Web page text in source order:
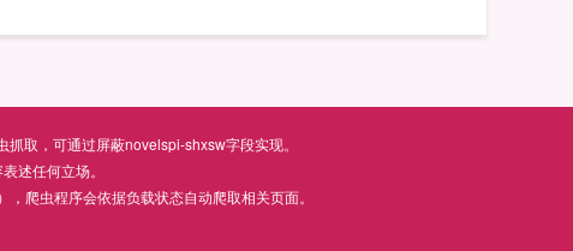
取，可通过屏蔽novelspi-shxsw字段实现。
述任何立场。
爬虫程序会依据负载状态自动爬取相关页面。